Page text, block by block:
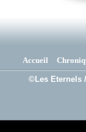
Accueil
©Les Eternels